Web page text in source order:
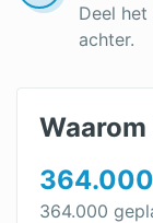
Deel
achter.
364.000
364.000